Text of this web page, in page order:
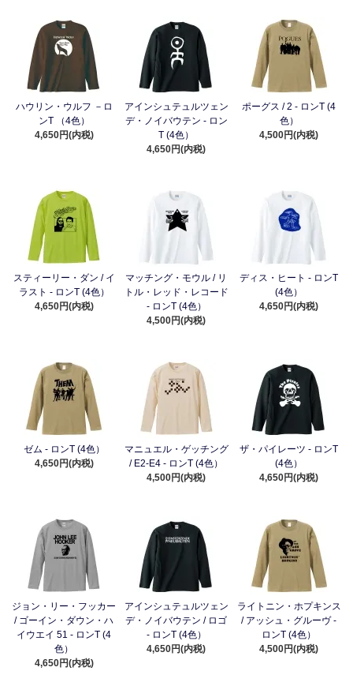
ハウリン・ウルフ －ロ
ンT （4色）
4,650円(内税)
アインシュテュルツェン
デ・ノイバウテン - ロン
T (4色）
4,650円(内税)
ポーグス / 2 - ロンT (4
色）
4,500円(内税)
スティーリー・ダン / イ
ラスト - ロンT (4色）
4,650円(内税)
マッチング・モウル / リ
トル・レッド・レコード
- ロンT (4色）
4,500円(内税)
ディス・ヒート - ロンT
(4色）
4,650円(内税)
ゼム - ロンT (4色）
4,650円(内税)
マニュエル・ゲッチング
/ E2-E4 - ロンT (4色）
4,500円(内税)
ザ・パイレーツ - ロンT
(4色）
4,650円(内税)
ジョン・リー・フッカー
/ ゴーイン・ダウン・ハ
イウエイ 51 - ロンT (4
色）
4,650円(内税)
アインシュテュルツェン
デ・ノイバウテン / ロゴ
- ロンT (4色）
4,650円(内税)
ライトニン・ホプキンス
/ アッシュ・グルーヴ -
ロンT (4色）
4,500円(内税)